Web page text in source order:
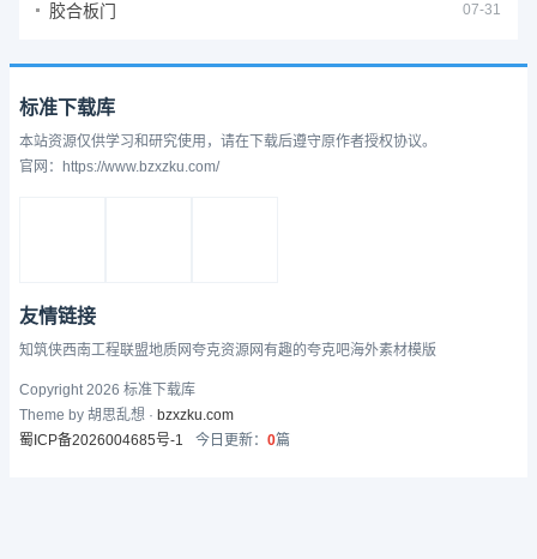
胶合板门 07-31
标准下载库
本站资源仅供学习和研究使用，请在下载后遵守原作者授权协议。
官网：https://www.bzxzku.com/
友情链接
知筑侠西南工程联盟地质网夸克资源网有趣的夸克吧海外素材模版
Copyright 2026 标准下载库
Theme by 胡思乱想 · bzxzku.com
蜀ICP备2026004685号-1
今日更新： 0篇